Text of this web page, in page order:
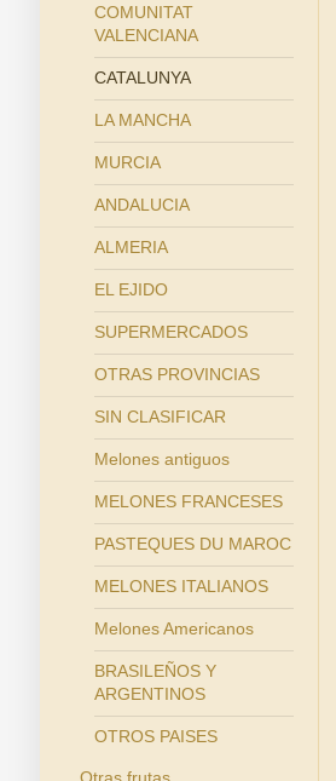
COMUNITAT
VALENCIANA
CATALUNYA
LA MANCHA
MURCIA
ANDALUCIA
ALMERIA
EL EJIDO
SUPERMERCADOS
OTRAS PROVINCIAS
SIN CLASIFICAR
Melones antiguos
MELONES FRANCESES
PASTEQUES DU MAROC
MELONES ITALIANOS
Melones Americanos
BRASILEÑOS Y
ARGENTINOS
OTROS PAISES